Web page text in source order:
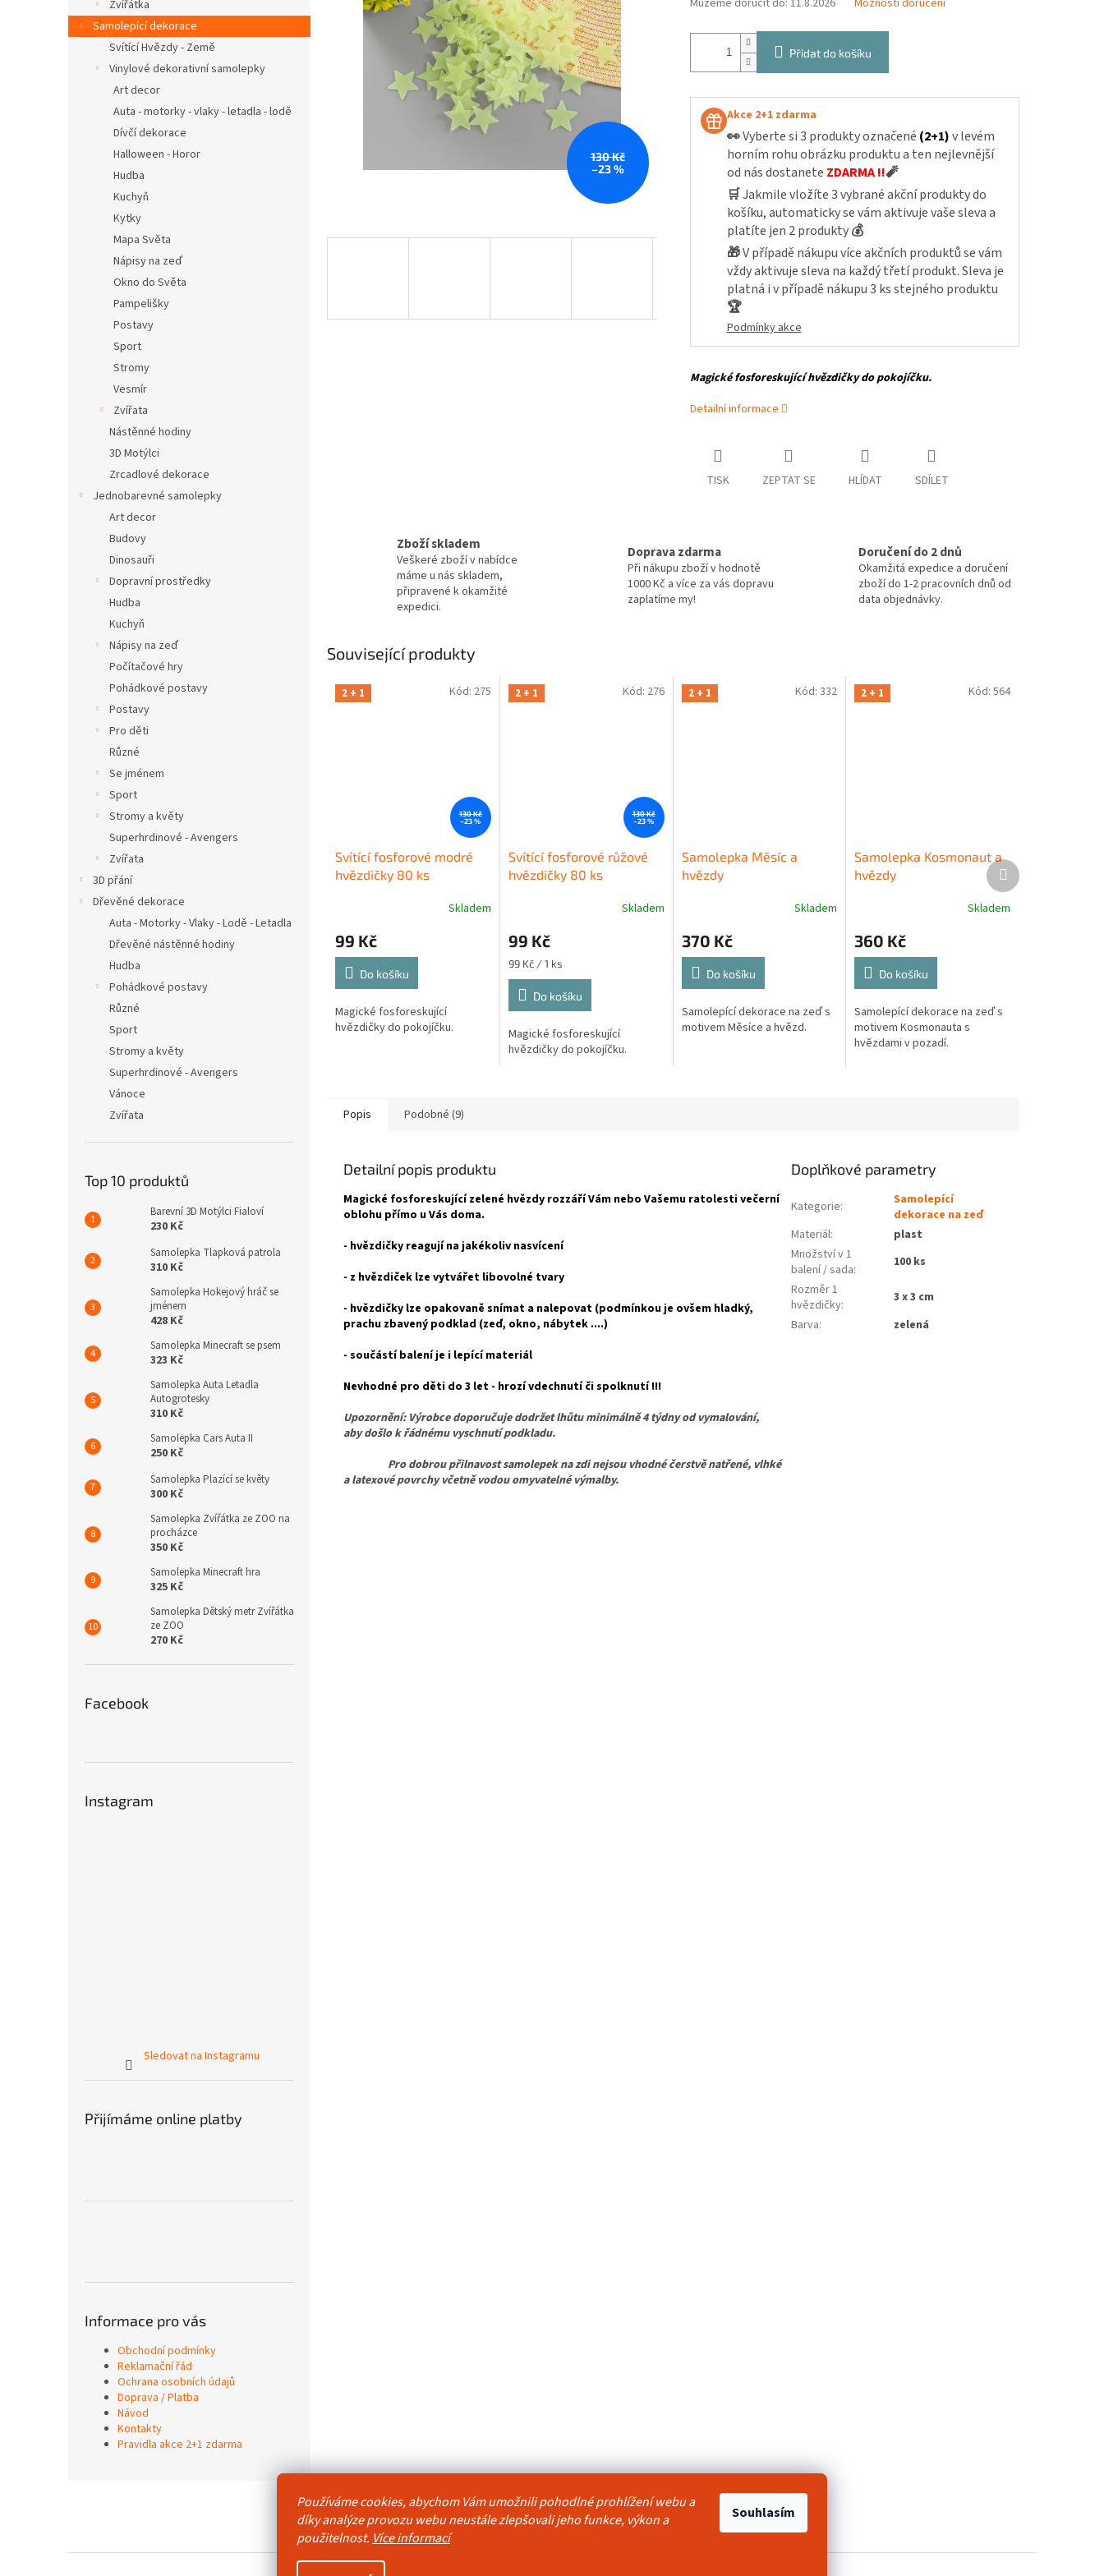
Používáme cookies, abychom Vám umožnili pohodlné prohlížení webu a
díky analýze provozu webu neustále zlepšovali jeho funkce, výkon a
použitelnost. Více informací
Souhlasím
e
l
Zvířátka
Samolepící dekorace
Svítící Hvězdy - Země
Vinylové dekorativní samolepky
Art decor
Auta - motorky - vlaky - letadla - lodě
Dívčí dekorace
Halloween - Horor
Hudba
Kuchyň
Kytky
Mapa Světa
Nápisy na zeď
Okno do Světa
Pampelišky
Postavy
Sport
Stromy
Vesmír
Zvířata
Nástěnné hodiny
3D Motýlci
Zrcadlové dekorace
Jednobarevné samolepky
Art decor
Budovy
Dinosauři
Dopravní prostředky
Hudba
Kuchyň
Nápisy na zeď
Počítačové hry
Pohádkové postavy
Postavy
Pro děti
Různé
Se jménem
Sport
Stromy a květy
Superhrdinové - Avengers
Zvířata
3D přání
Dřevěné dekorace
Auta - Motorky - Vlaky - Lodě - Letadla
Dřevěné nástěnné hodiny
Hudba
Pohádkové postavy
Různé
Sport
Stromy a květy
Superhrdinové - Avengers
Vánoce
Zvířata
Top 10 produktů
Barevní 3D Motýlci Fialoví
230 Kč
Samolepka Tlapková patrola
310 Kč
Samolepka Hokejový hráč se
jménem
428 Kč
Samolepka Minecraft se psem
323 Kč
Samolepka Auta Letadla
Autogrotesky
310 Kč
Samolepka Cars Auta II
250 Kč
Samolepka Plazící se květy
300 Kč
Samolepka Zvířátka ze ZOO na
procházce
350 Kč
Samolepka Minecraft hra
325 Kč
Samolepka Dětský metr Zvířátka
ze ZOO
270 Kč
Facebook
Instagram
Sledovat na Instagramu
Přijímáme online platby
Informace pro vás
Obchodní podmínky
Reklamační řád
Ochrana osobních údajů
Doprava / Platba
Návod
Kontakty
Pravidla akce 2+1 zdarma
130 Kč
–23 %
Můžeme doručit do: 11.8.2026 Možnosti doručení
Přidat do košíku
Akce 2+1 zdarma
👀Vyberte si 3 produkty označené (2+1)v levém
horním rohu obrázku produktu a ten nejlevnější
od nás dostanete ZDARMA !!🧨
🛒Jakmile vložíte 3 vybrané akční produkty do
košíku, automaticky se vám aktivuje vaše sleva a
platíte jen 2 produkty💰
🎁V případě nákupu více akčních produktů se vám
vždy aktivuje sleva na každý třetí produkt. Sleva je
platná i v případě nákupu 3 ks stejného produktu
🏆
Podmínky akce
Magické fosforeskující hvězdičky do pokojíčku.
Detailní informace
TISK ZEPTAT SE HLÍDAT SDÍLET
Zboží skladem
Veškeré zboží v nabídce
máme u nás skladem,
připravené k okamžité
expedici.
Doprava zdarma
Při nákupu zboží v hodnotě
1000 Kč a více za vás dopravu
zaplatíme my!
Doručení do 2 dnů
Okamžitá expedice a doručení
zboží do 1-2 pracovních dnů od
data objednávky.
Související produkty
2 + 1
130 Kč
–23 %
Svítící fosforové modré
hvězdičky 80 ks
Skladem
99 Kč
Do košíku
Magické fosforeskující
hvězdičky do pokojíčku.
Kód: 275 2 + 1
130 Kč
–23 %
Svítící fosforové růžové
hvězdičky 80 ks
Skladem
99 Kč
Měrná
cena:
99 Kč / 1 ks
Do košíku
Magické fosforeskující
hvězdičky do pokojíčku.
Kód: 276 2 + 1
Samolepka Měsíc a
hvězdy
Skladem
370 Kč
Do košíku
Samolepící dekorace na zeď s
motivem Měsíce a hvězd.
Kód:332 2 + 1
Samolepka Kosmonaut a
hvězdy
Skladem
360 Kč
Do košíku
Samolepící dekorace na zeď s
motivem Kosmonauta s
hvězdami v pozadí.
Kód: 564
Další
produkt
Popis Podobné (9)
Detailní popis produktu
Magické fosforeskující zelené hvězdy rozzáří Vám nebo Vašemu ratolesti večerní
oblohu přímo u Vás doma.
- hvězdičky reagují na jakékoliv nasvícení
- z hvězdiček lze vytvářet libovolné tvary
- hvězdičky lze opakovaně snímat a nalepovat (podmínkou je ovšem hladký,
prachu zbavený podklad (zeď, okno, nábytek ....)
- součástí balení je i lepící materiál
Nevhodné pro děti do 3 let - hrozí vdechnutí či spolknutí !!!
Upozornění: Výrobce doporučuje dodržet lhůtu minimálně 4 týdny od vymalování,
aby došlo k řádnému vyschnutí podkladu.
Pro dobrou přilnavost samolepek na zdi nejsou vhodné čerstvě natřené, vlhké
a latexové povrchy včetně vodou omyvatelné výmalby.
Doplňkové parametry
Kategorie:
Samolepící
dekorace na zeď
Materiál:
plast
Množství v 1
balení / sada:
100 ks
Rozměr 1
hvězdičky:
3 x 3 cm
Barva: zelená
Obchodní podmínky Reklamační řád Ochrana osobních údajů Kontakty Pravidla akce 2+1 zdarma